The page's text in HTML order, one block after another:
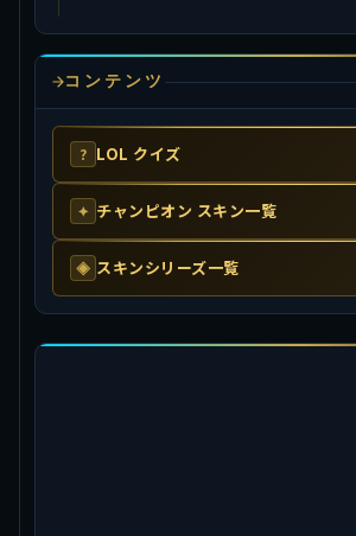
コンテンツ
? LOL クイズ
✦ チャンピオン スキン一覧
◈ スキンシリーズ一覧